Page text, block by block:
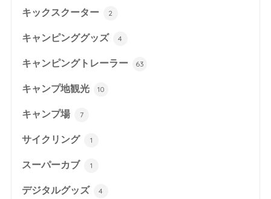
キックスクーター 2
キャンピンググッズ 4
キャンピングトレーラー 63
キャンプ地観光 10
キャンプ場 7
サイクリング 1
スーパーカブ 1
デジタルグッズ 4